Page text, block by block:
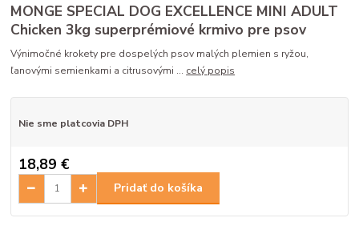
MONGE SPECIAL DOG EXCELLENCE MINI ADULT
Chicken 3kg superprémiové krmivo pre psov
Výnimočné krokety pre dospelých psov malých plemien s ryžou,
ľanovými semienkami a citrusovými ... celý popis
Nie sme platcovia DPH
18,89 €
Pridať do košíka